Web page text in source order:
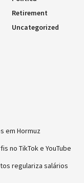
Retirement
Uncategorized
em Hormuz
no TikTok e YouTube
regulariza salários